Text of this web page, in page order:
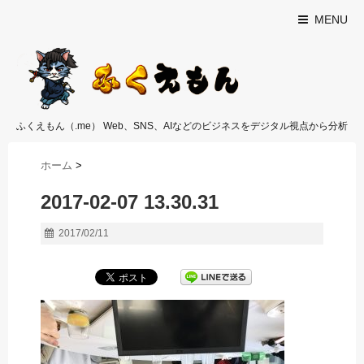
MENU
ふくえもん（.me） Web、SNS、AIなどのビジネスをデジタル視点から分析
ホーム >
2017-02-07 13.30.31
2017/02/11